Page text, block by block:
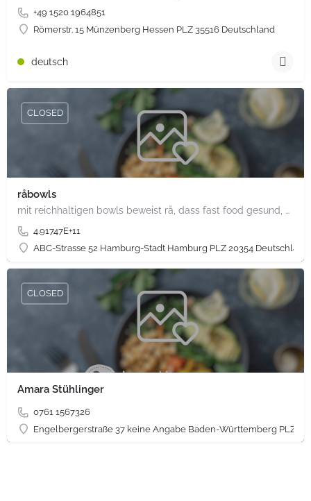
+49 1520 1964851
Römerstr. 15 Münzenberg Hessen PLZ 35516 Deutschland
deutsch
råbowls
mit reichhaltigen bowls beweist rå, dass fast food gesund, nachhaltig und hundertprozentig vegan sein kann.…
4.91747E+11
ABC-Strasse 52 Hamburg-Stadt Hamburg PLZ 20354 Deutschland
CLOSED
Amara Stühlinger
0761 1567326
Engelbergerstraße 37 keine Angabe Baden-Württemberg PLZ
CLOSED